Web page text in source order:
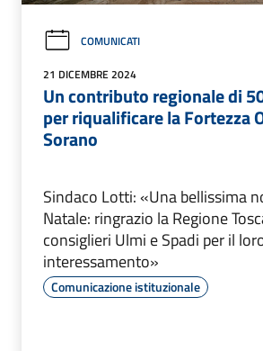
COMUNICATI
21 DICEMBRE 2024
Un contributo regionale di
per riqualificare la Fortezza
Sorano
Sindaco Lotti: «Una bellissima
Natale: ringrazio la Regione
consiglieri Ulmi e Spadi per il
interessamento»
Comunicazione istituzionale